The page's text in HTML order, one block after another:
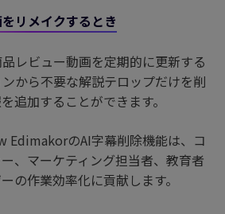
リメイクするとき
レビュー動画を定期的に更新する
から不要な解説テロップだけを削
追加することができます。
EdimakorのAI字幕削除機能は、コ
、マーケティング担当者、教育者
の作業効率化に貢献します。